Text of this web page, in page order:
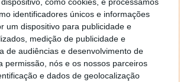
identificadores únicos e informações
um dispositivo para publicidade e
medição de publicidade e
de audiências e desenvolvimento de
permissão, nós e os nossos parceiros
e dados de geolocalização
em vao. Kaso te lembres de outra dica fico
caso contrario obrigado a mesma
7 de Novembro de 2005 às 01:39